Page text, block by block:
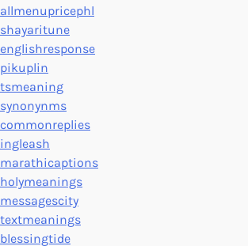
allmenupricephl
shayaritune
englishresponse
pikuplin
tsmeaning
synonynms
commonreplies
ingleash
marathicaptions
holymeanings
messagescity
textmeanings
blessingtide